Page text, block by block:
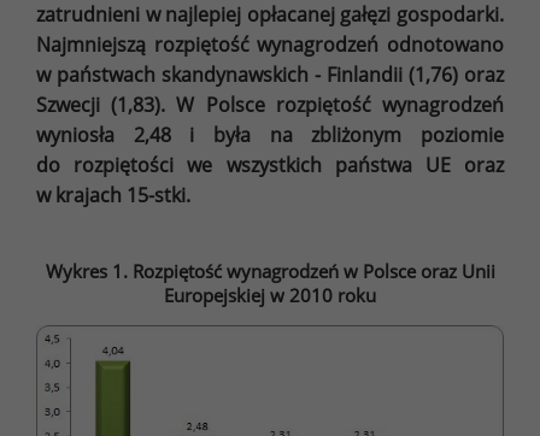
zatrudnieni w najlepiej opłacanej gałęzi gospodarki.
Najmniejszą rozpiętość wynagrodzeń odnotowano
w państwach skandynawskich - Finlandii (1,76) oraz
Szwecji (1,83). W Polsce rozpiętość wynagrodzeń
wyniosła 2,48 i była na zbliżonym poziomie
do rozpiętości we wszystkich państwa UE oraz
w krajach 15-stki.
Wykres 1. Rozpiętość wynagrodzeń w Polsce oraz Unii
Europejskiej w 2010 roku